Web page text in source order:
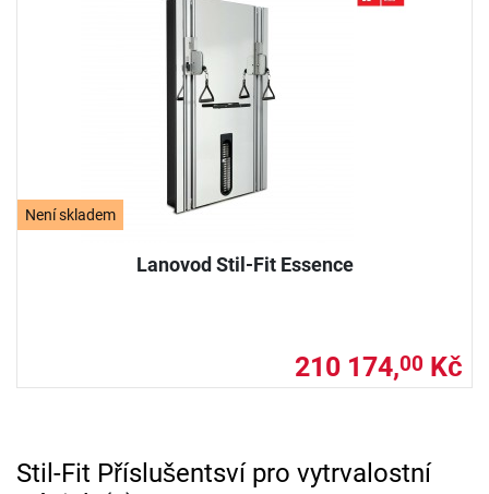
Není skladem
Lanovod Stil-Fit Essence
210 174,00 Kč
Stil-Fit Příslušentsví pro vytrvalostní